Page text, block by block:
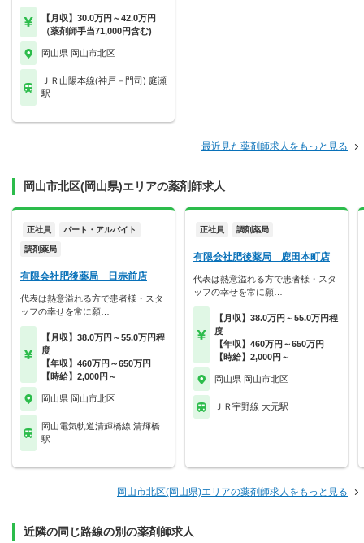
【月収】30.0万円～42.0万円
（薬剤師手当71,000円含む)
岡山県 岡山市北区
ＪＲ山陽本線(神戸－門司) 庭瀬
駅
最近見た薬剤師求人をもっと見る
岡山市北区(岡山県)エリアの薬剤師求人
正社員 パート・アルバイト
調剤薬局
有限会社肥後薬局 日赤前店
代表は熱意溢れる方で患者様・スタ
ッフの幸せを常に願…
【月収】38.0万円～55.0万円程
度
【年収】460万円～650万円
【時給】2,000円～
岡山県 岡山市北区
岡山電気軌道清輝橋線 清輝橋
駅
正社員 調剤薬局
有限会社肥後薬局 鹿田本町店
代表は熱意溢れる方で患者様・スタ
ッフの幸せを常に願…
【月収】38.0万円～55.0万円程
度
【年収】460万円～650万円
【時給】2,000円～
岡山県 岡山市北区
ＪＲ宇野線 大元駅
岡山市北区(岡山県)エリアの薬剤師求人をもっと見る
近隣の同じ路線の別の薬剤師求人